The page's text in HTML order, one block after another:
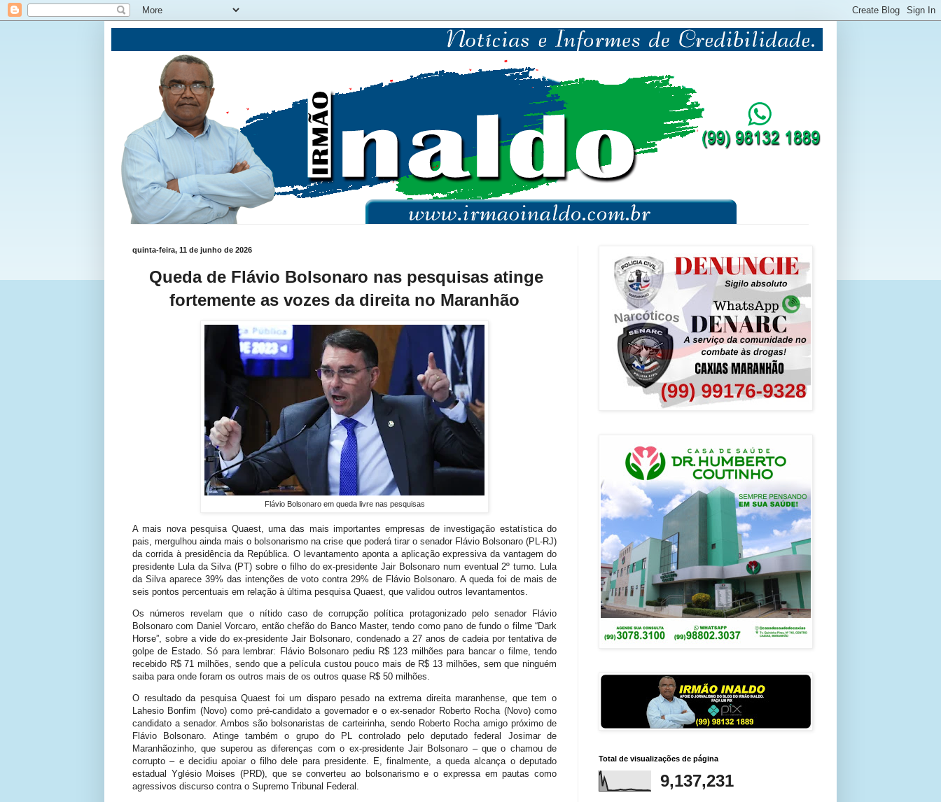
quinta-feira, 11 de junho de 2026
Queda de Flávio Bolsonaro nas pesquisas atinge
fortemente as vozes da direita no Maranhão
Flávio Bolsonaro em queda livre nas pesquisas
A mais nova pesquisa Quaest, uma das mais importantes empresas de investigação estatística do
pais, mergulhou ainda mais o bolsonarismo na crise que poderá tirar o senador Flávio Bolsonaro (PL-RJ)
da corrida à presidência da República. O levantamento aponta a aplicação expressiva da vantagem do
presidente Lula da Silva (PT) sobre o filho do ex-presidente Jair Bolsonaro num eventual 2º turno. Lula
da Silva aparece 39% das intenções de voto contra 29% de Flávio Bolsonaro. A queda foi de mais de
seis pontos percentuais em relação à última pesquisa Quaest, que validou outros levantamentos.
Os números revelam que o nítido caso de corrupção política protagonizado pelo senador Flávio
Bolsonaro com Daniel Vorcaro, então chefão do Banco Master, tendo como pano de fundo o filme “Dark
Horse”, sobre a vide do ex-presidente Jair Bolsonaro, condenado a 27 anos de cadeia por tentativa de
golpe de Estado. Só para lembrar: Flávio Bolsonaro pediu R$ 123 milhões para bancar o filme, tendo
recebido R$ 71 milhões, sendo que a película custou pouco mais de R$ 13 milhões, sem que ninguém
saiba para onde foram os outros mais de os outros quase R$ 50 milhões.
O resultado da pesquisa Quaest foi um disparo pesado na extrema direita maranhense, que tem o
Lahesio Bonfim (Novo) como pré-candidato a governador e o ex-senador Roberto Rocha (Novo) como
candidato a senador. Ambos são bolsonaristas de carteirinha, sendo Roberto Rocha amigo próximo de
Flávio Bolsonaro. Atinge também o grupo do PL controlado pelo deputado federal Josimar de
Maranhãozinho, que superou as diferenças com o ex-presidente Jair Bolsonaro – que o chamou de
corrupto – e decidiu apoiar o filho dele para presidente. E, finalmente, a queda alcança o deputado
estadual Yglésio Moises (PRD), que se converteu ao bolsonarismo e o expressa em pautas como
agressivos discurso contra o Supremo Tribunal Federal.
Total de visualizações de página
9,137,231